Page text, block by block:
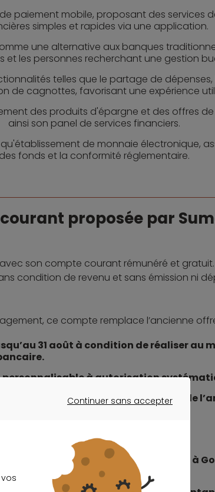
paiement mobile, proposant des services
simples et rapides via une application.
une alternative aux banques
et les personnes recherchant une gestion
telles que le partage de dépenses,
de cagnottes, favorisant une expérience
des produits d'épargne et des offres
ainsi son panel de services financiers.
de monnaie électronique,
des fonds et la conformité réglementaire.
proposée par
son compte courant rémunéré et
condition de revenu et sans émission ni
ce compte remplace l’ancienne
31 août à condition de réaliser au
à autorisation
de prélèvements et pour recevoir de
contact au-delà de 50 euros grâce à
Continuer sans accepter